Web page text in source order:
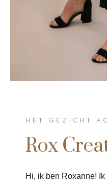
HET GEZICHT
Rox
Hi, ik ben Roxanne!